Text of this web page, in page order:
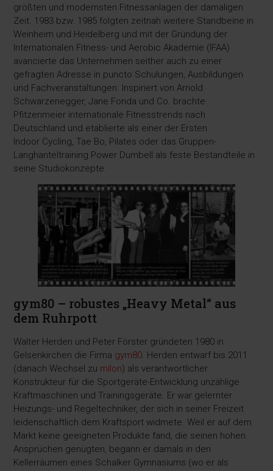
größten und modernsten Fitnessanlagen der damaligen
Zeit. 1983 bzw. 1985 folgten zeitnah weitere Standbeine in
Weinheim und Heidelberg und mit der Gründung der
Internationalen Fitness- und Aerobic Akademie (IFAA)
avancierte das Unternehmen seither auch zu einer
gefragten Adresse in puncto Schulungen, Ausbildungen
und Fachveranstaltungen. Inspiriert von Arnold
Schwarzenegger, Jane Fonda und Co. brachte
Pfitzenmeier internationale Fitnesstrends nach
Deutschland und etablierte als einer der Ersten
Indoor Cycling, Tae Bo, Pilates oder das Gruppen-
Langhanteltraining Power Dumbell als feste Bestandteile in
seine Studiokonzepte.
gym80 – robustes „Heavy Metal“ aus
dem Ruhrpott
Walter Herden und Peter Förster gründeten 1980 in
Gelsenkirchen die Firma gym80. Herden entwarf bis 2011
(danach Wechsel zu milon) als verantwortlicher
Konstrukteur für die Sportgeräte-Entwicklung unzählige
Kraftmaschinen und Trainingsgeräte. Er war gelernter
Heizungs- und Regeltechniker, der sich in seiner Freizeit
leidenschaftlich dem Kraftsport widmete. Weil er auf dem
Markt keine geeigneten Produkte fand, die seinen hohen
Ansprüchen genügten, begann er damals in den
Kellerräumen eines Schalker Gymnasiums (wo er als